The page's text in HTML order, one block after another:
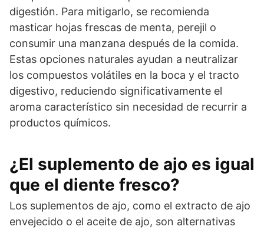
digestión. Para mitigarlo, se recomienda
masticar hojas frescas de menta, perejil o
consumir una manzana después de la comida.
Estas opciones naturales ayudan a neutralizar
los compuestos volátiles en la boca y el tracto
digestivo, reduciendo significativamente el
aroma característico sin necesidad de recurrir a
productos químicos.
¿El suplemento de ajo es igual
que el diente fresco?
Los suplementos de ajo, como el extracto de ajo
envejecido o el aceite de ajo, son alternativas